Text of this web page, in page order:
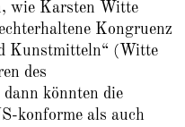
wie Karsten Witte
Kongruenz
Kunstmitteln“ (Witte
des
könnten die
konforme als auch